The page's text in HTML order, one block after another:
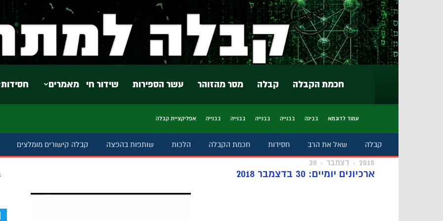
חסידות מאמרים שידור חי עשר הספירות מסר מהזוהר קבלה חכמת הקבלה
עמוד לדוגמא בבינה בבנייה בבנייה בבנייה בבנייה אפליקציית קבלה
קבלה שאל את הרב חסידות חכמת הקבלה הלכות שותפות בהפצה קבלה קישורים מומלצים
2018 דצמבר 30
ארכיונים יומיים: 30 בדצמבר 2018